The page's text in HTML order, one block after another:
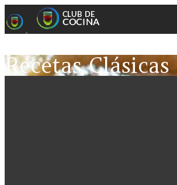
Recetas Clásicas